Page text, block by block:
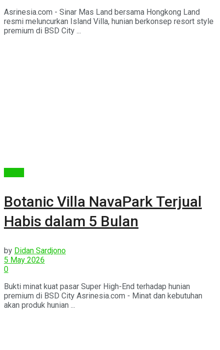
Asrinesia.com - Sinar Mas Land bersama Hongkong Land
resmi meluncurkan Island Villa, hunian berkonsep resort style
premium di BSD City ...
Botanic Villa NavaPark Terjual
Habis dalam 5 Bulan
by Didan Sardjono
5 May 2026
0
Bukti minat kuat pasar Super High-End terhadap hunian
premium di BSD City Asrinesia.com - Minat dan kebutuhan
akan produk hunian ...